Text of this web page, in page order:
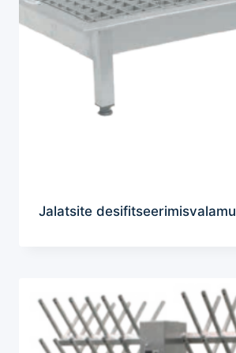
Jalatsite desifitseerimisvalamu